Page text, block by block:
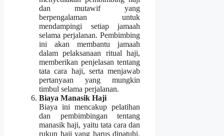
dan mutawif yang
berpengalaman untuk
mendampingi setiap jamaah
selama perjalanan. Pembimbing
ini akan membantu jamaah
dalam pelaksanaan ritual haji,
memberikan penjelasan tentang
tata cara haji, serta menjawab
pertanyaan yang mungkin
timbul selama perjalanan.
Biaya Manasik Haji
Biaya ini mencakup pelatihan
dan pembimbingan tentang
manasik haji, yaitu tata cara dan
rukun haji yang harus dipatuhi.